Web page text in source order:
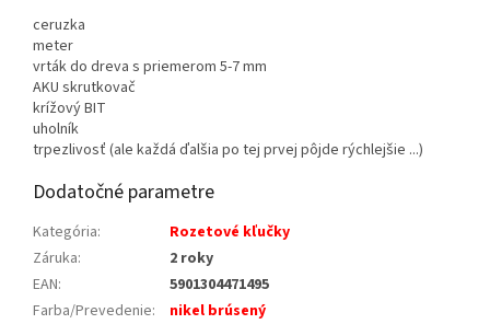
ceruzka
meter
vrták do dreva s priemerom 5-7 mm
AKU skrutkovač
krížový BIT
uholník
trpezlivosť (ale každá ďalšia po tej prvej pôjde rýchlejšie ...)
Dodatočné parametre
Kategória:
Rozetové kľučky
Záruka:
2 roky
EAN:
5901304471495
Farba/Prevedenie:
nikel brúsený